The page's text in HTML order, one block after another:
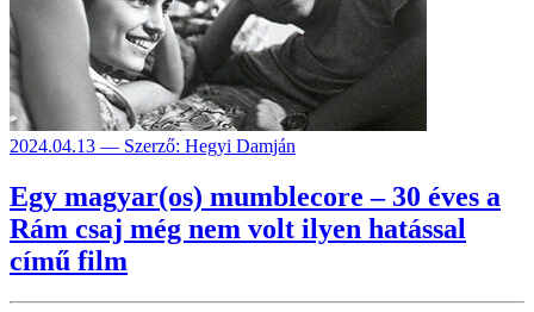
2024.04.13 — Szerző: Hegyi Damján
Egy magyar(os) mumblecore – 30 éves a
Rám csaj még nem volt ilyen hatással
című film